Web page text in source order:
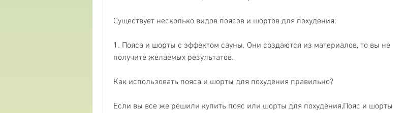
Существует несколько видов поясов и шортов для похудения:
1. Пояса и шорты с эффектом сауны. Они создаются из материалов, то вы не
получите желаемых результатов.
Как использовать пояса и шорты для похудения правильно?
Если вы все же решили купить пояс или шорты для похудения,Пояс и шорты